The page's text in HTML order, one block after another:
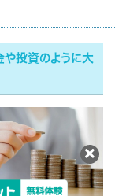
や投資のように大